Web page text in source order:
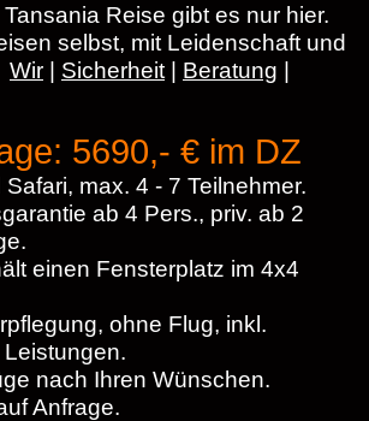
Reise gibt es nur hier.
selbst, mit Leidenschaft und
Wir | Sicherheit | Beratung |
5690,- € im DZ
max. 4 - 7 Teilnehmer.
ab 4 Pers., priv. ab 2
einen Fensterplatz im 4x4
ohne Flug, inkl.
nach Ihren Wünschen.
Anfrage.